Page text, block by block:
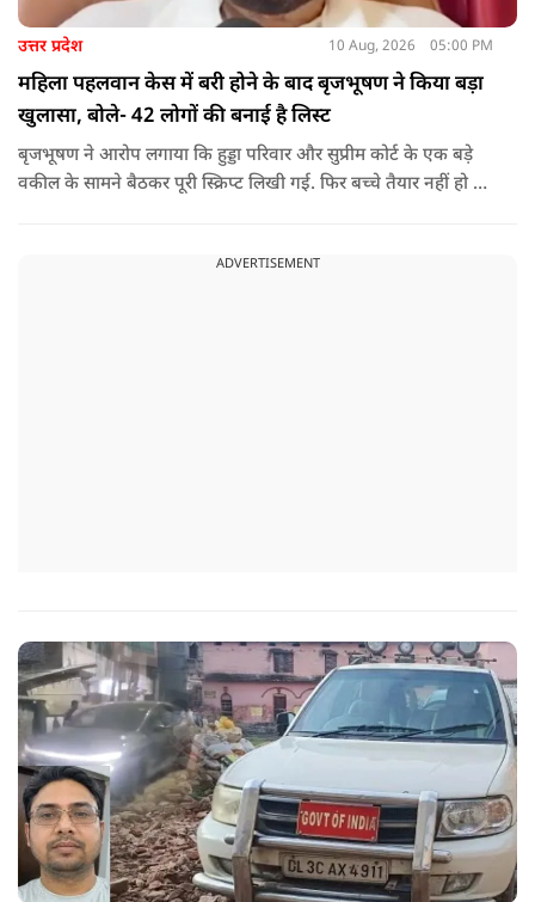
उत्तर प्रदेश 10 Aug, 2026 05:00 PM
महिला पहलवान केस में बरी होने के बाद बृजभूषण ने किया बड़ा
खुलासा, बोले- 42 लोगों की बनाई है लिस्ट
बृजभूषण ने आरोप लगाया कि हुड्डा परिवार और सुप्रीम कोर्ट के एक बड़े
वकील के सामने बैठकर पूरी स्क्रिप्ट लिखी गई. फिर बच्चे तैयार नहीं हो रहे
ADVERTISEMENT